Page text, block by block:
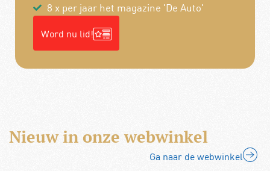
8 x per jaar het magazine 'De Auto'
Word nu lid!
Nieuw in onze webwinkel
Ga naar de webwinkel